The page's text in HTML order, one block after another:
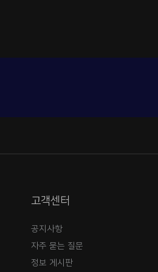
고객센터
공지사항
자주 묻는 질문
정보 게시판